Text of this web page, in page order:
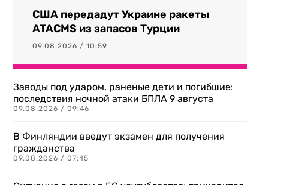
США передадут Украине ракеты
ATACMS из запасов Турции
09.08.2026 / 10:59
Заводы под ударом, раненые дети и погибшие:
последствия ночной атаки БПЛА 9 августа
09.08.2026 / 09:46
В Финляндии введут экзамен для получения
гражданства
09.08.2026 / 07:45